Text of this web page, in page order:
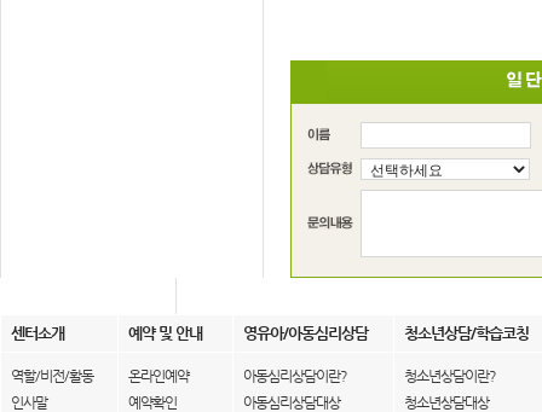
센터소개 예약 및 안내 영유아/아동심리상담 청소년상담/학습코칭
역할/비전/활동
인사말
온라인예약
예약확인
아동심리상담이란?
아동심리상담대상
청소년상담이란?
청소년상담대상